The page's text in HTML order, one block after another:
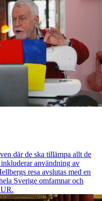
där de ska tillämpa allt de
användning av
resa avslutas med en
Sverige omfamnar och